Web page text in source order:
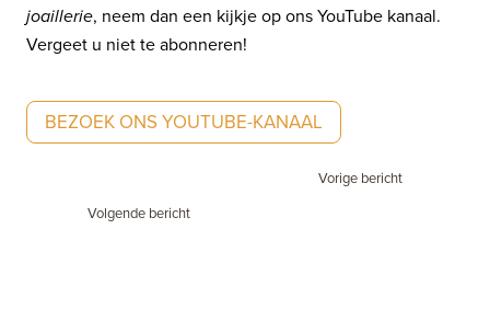
joaillerie, neem dan een kijkje op ons YouTube kanaal.
Vergeet u niet te abonneren!
BEZOEK ONS YOUTUBE-KANAAL
Vorige bericht
Volgende bericht